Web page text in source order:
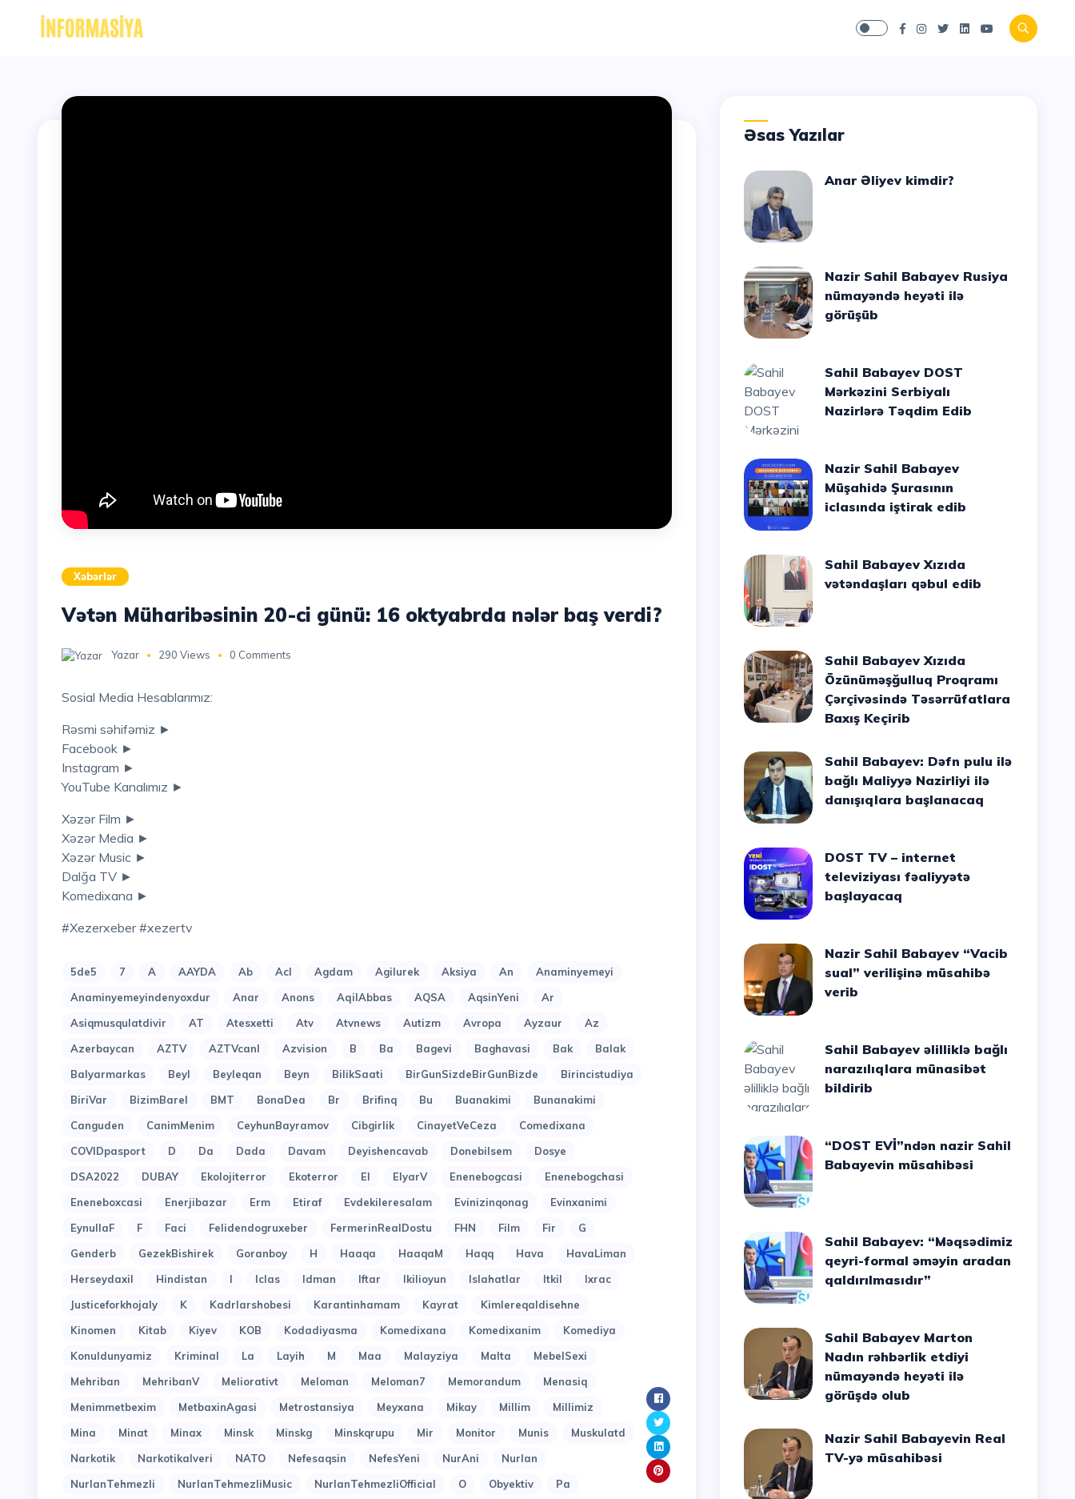
Xəbərlər
Vətən Müharibəsinin 20-ci günü: 16 oktyabrda nələr baş verdi?
Yazar 290 Views 0 Comments
Sosial Media Hesablarımız:
Rəsmi səhifəmiz ►
Facebook ►
Instagram ►
YouTube Kanalımız ►
Xəzər Film ►
Xəzər Media ►
Xəzər Music ►
Dalğa TV ►
Komedixana ►
#xezerxeber #xezertv
5de5 7 A AAYDA Ab Acl Agdam Agilurek Aksiya An
Anaminyemeyi
Anaminyemeyindenyoxdur
Anar Anons AqilAbbas AQSA AqsinYeni
Ar
Asiqmusqulatdivir
AT Atesxetti Atv Atvnews Autizm Avropa Ayzaur
Az
Azerbaycan
AZTV AZTVcanl Azvision B Ba Bagevi Baghavasi Bak
Balak
Balyarmarkas
Beyl Beyleqan Beyn BilikSaati BirGunSizdeBirGunBizde
Birincistudiya
BiriVar
BizimBarel BMT BonaDea Br Brifinq Bu Buanakimi
Bunanakimi
Canguden
CanimMenim CeyhunBayramov Cibgirlik CinayetVeCeza
Comedixana
COVIDpasport
D Da Dada Davam Deyishencavab Donebilsem
Dosye
DSA2022
DUBAY Ekolojiterror Ekoterror El ElyarV Enenebogcasi
Enenebogchasi
Eneneboxcasi
Enerjibazar Erm Etiraf Evdekileresalam Evinizinqonag
Evinxanimi
EynullaF
F Faci Felidendogruxeber FermerinRealDostu FHN Film Fir
G
Genderb
GezekBishirek Goranboy H Haaqa HaaqaM Haqq Hava
HavaLiman
Herseydaxil
Hindistan I Iclas Idman Iftar Ikilioyun Islahatlar Itkil
Ixrac
Justiceforkhojaly
K Kadrlarshobesi Karantinhamam Kayrat
Kimlereqaldisehne
Kinomen
Kitab Kiyev KOB Kodadiyasma Komedixana Komedixanim
Komediya
Konuldunyamiz
Kriminal La Layih M Maa Malayziya Malta
MebelSexi
Mehriban
MehribanV Meliorativt Meloman Meloman7 Memorandum
Menasiq
Menimmetbexim
MetbaxinAgasi Metrostansiya Meyxana Mikay Millim
Millimiz
Mina
Minat Minax Minsk Minskg Minskqrupu Mir Monitor Munis
Muskulatd
Narkotik
Narkotikalveri NATO Nefesaqsin NefesYeni NurAni
Nurlan
NurlanTehmezli
NurlanTehmezliMusic NurlanTehmezliOfficial O Obyektiv
Pa
Əsas Yazılar
Anar Əliyev kimdir?
Nazir Sahil Babayev Rusiya
nümayəndə heyəti ilə
görüşüb
Sahil Babayev DOST
Mərkəzini Serbiyalı
Nazirlərə Təqdim Edib
Nazir Sahil Babayev
Müşahidə Şurasının
iclasında iştirak edib
Sahil Babayev Xızıda
vətəndaşları qəbul edib
Sahil Babayev Xızıda
Özünüməşğulluq Proqramı
Çərçivəsində Təsərrüfatlara
Baxış Keçirib
Sahil Babayev: Dəfn pulu ilə
bağlı Maliyyə Nazirliyi ilə
danışıqlara başlanacaq
DOST TV – internet
televiziyası fəaliyyətə
başlayacaq
Nazir Sahil Babayev “Vacib
sual” verilişinə müsahibə
verib
Sahil Babayev əlilliklə bağlı
narazılıqlara münasibət
bildirib
“DOST EVİ”ndən nazir Sahil
Babayevin müsahibəsi
Sahil Babayev: “Məqsədimiz
qeyri-formal əməyin aradan
qaldırılmasıdır”
Sahil Babayev Marton
Nadın rəhbərlik etdiyi
nümayəndə heyəti ilə
görüşdə olub
Nazir Sahil Babayevin Real
TV-yə müsahibəsi